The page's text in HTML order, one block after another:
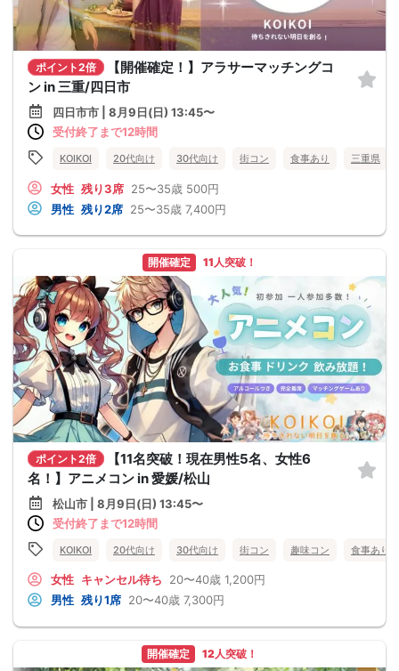
ポイント2倍
【開催確定！】アラサーマッチングコ
ン in 三重/四日市
四日市市 | 8月9日(日) 13:45〜
受付終了まで12時間
KOIKOI 20代向け 30代向け 街コン 食事あり 三重県
女性 残り3席 25〜35歳 500円
男性 残り2席 25〜35歳 7,400円
開催確定 11人突破！
ポイント2倍
【11名突破！現在男性5名、女性6
名！】アニメコン in 愛媛/松山
松山市 | 8月9日(日) 13:45〜
受付終了まで12時間
KOIKOI 20代向け 30代向け 街コン 趣味コン 食事あり
女性 キャンセル待ち 20〜40歳 1,200円
男性 残り1席 20〜40歳 7,300円
開催確定 12人突破！